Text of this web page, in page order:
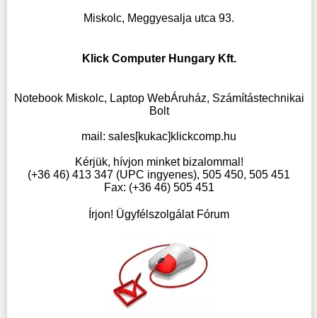
Miskolc, Meggyesalja utca 93.
Klick Computer Hungary Kft.
Notebook Miskolc, Laptop WebÁruház, Számítástechnikai
Bolt
mail:sales[kukac]klickcomp.hu
Kérjük, hívjon minket bizalommal!
(+36 46) 413 347 (UPC ingyenes), 505 450, 505 451
Fax: (+36 46) 505 451
Írjon! Ügyfélszolgálat Fórum